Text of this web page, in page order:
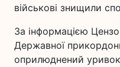
військові знищили
За інформацією
Державної
оприлюднений